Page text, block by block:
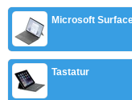
Microsoft
Tastatur